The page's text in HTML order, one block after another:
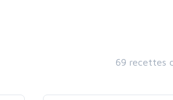
69 recettes